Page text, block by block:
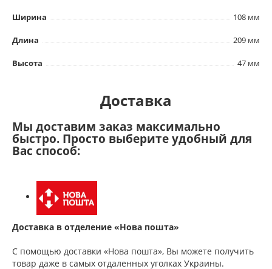
Ширина 108 мм
Длина 209 мм
Высота 47 мм
Доставка
Мы доставим заказ максимально
быстро. Просто выберите удобный для
Вас способ:
Доставка в отделение «Нова пошта»
С помощью доставки «Нова пошта», Вы можете получить
товар даже в самых отдаленных уголках Украины.